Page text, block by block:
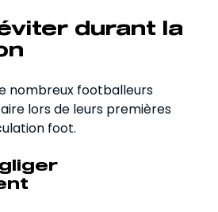
durant la
nombreux footballeurs
lors de leurs premières
foot.